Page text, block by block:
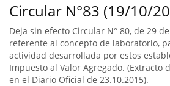
Circular N°83 (19/10/
Deja sin efecto Circular N° 80, de 29
referente al concepto de laboratorio,
actividad desarrollada por estos
Impuesto al Valor Agregado. (Extracto
en el Diario Oficial de 23.10.2015).